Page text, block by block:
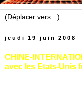
jeudi 19 juin 2008
CHINE-
avec les Etats-Unis